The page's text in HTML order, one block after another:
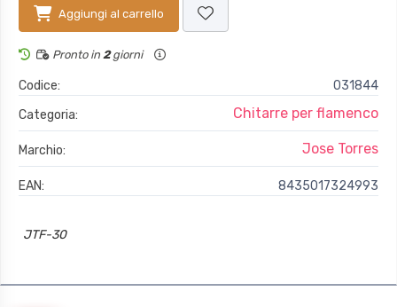
Aggiungi al carrello
Pronto in 2giorni
Codice:
031844
Categoria:
Chitarre per flamenco
Marchio: Jose Torres
EAN: 8435017324993
JTF-30